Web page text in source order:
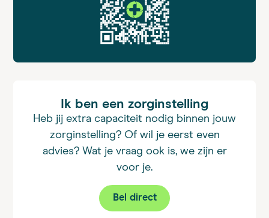
Ik ben een zorginstelling
Heb jij extra capaciteit nodig binnen jouw
zorginstelling? Of wil je eerst even
advies? Wat je vraag ook is, we zijn er
voor je.
Bel direct